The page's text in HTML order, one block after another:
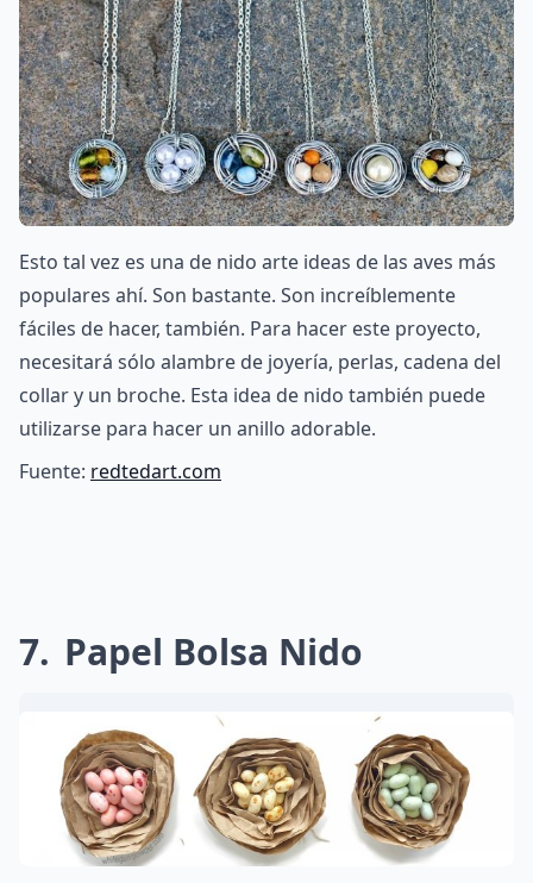
Esto tal vez es una de nido arte ideas de las aves más
populares ahí. Son bastante. Son increíblemente
fáciles de hacer, también. Para hacer este proyecto,
necesitará sólo alambre de joyería, perlas, cadena del
collar y un broche. Esta idea de nido también puede
utilizarse para hacer un anillo adorable.
Fuente: redtedart.com
7 Papel Bolsa Nido